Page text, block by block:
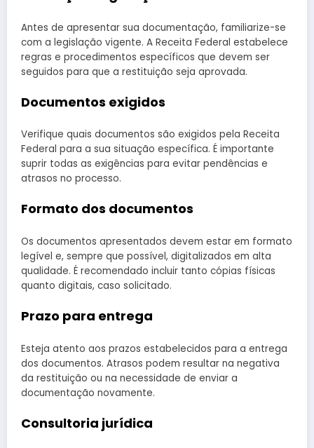
Antes de apresentar sua documentação, familiarize-se
com a legislação vigente. A Receita Federal estabelece
regras e procedimentos específicos que devem ser
seguidos para que a restituição seja aprovada.
Documentos exigidos
Verifique quais documentos são exigidos pela Receita
Federal para a sua situação específica. É importante
suprir todas as exigências para evitar pendências e
atrasos no processo.
Formato dos documentos
Os documentos apresentados devem estar em formato
legível e, sempre que possível, digitalizados em alta
qualidade. É recomendado incluir tanto cópias físicas
quanto digitais, caso solicitado.
Prazo para entrega
Esteja atento aos prazos estabelecidos para a entrega
dos documentos. Atrasos podem resultar na negativa
da restituição ou na necessidade de enviar a
documentação novamente.
Consultoria jurídica